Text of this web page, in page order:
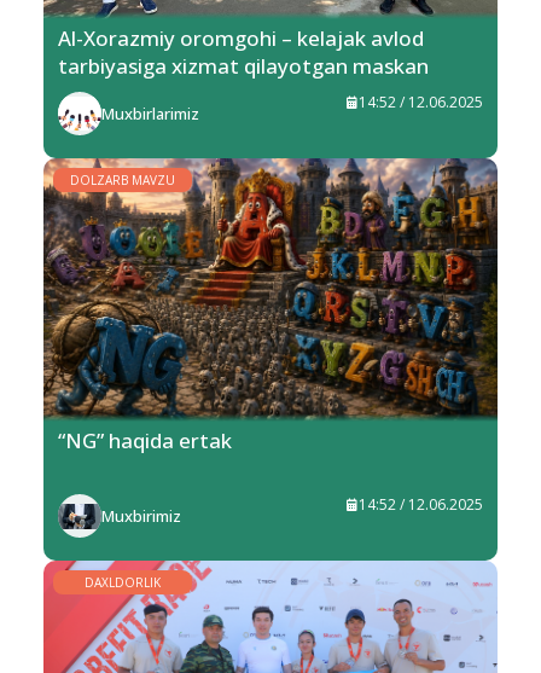
Al-Xorazmiy oromgohi – kelajak avlod
tarbiyasiga xizmat qilayotgan maskan
Muxbirlarimiz
14:52 / 12.06.2025
DOLZARB MAVZU
“NG” haqida ertak
Muxbirimiz
14:52 / 12.06.2025
DAXLDORLIK